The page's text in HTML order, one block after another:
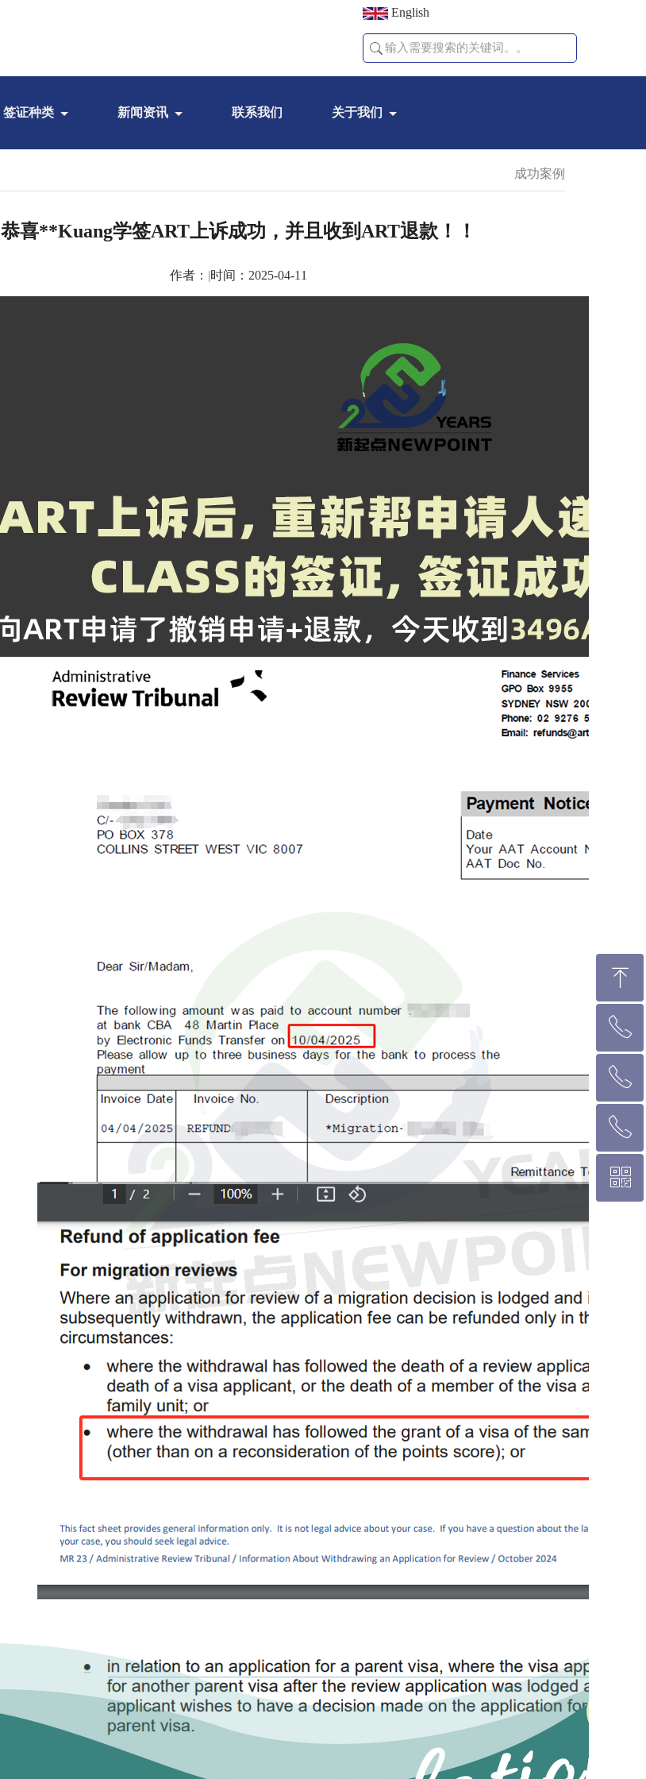
English
签证种类 新闻资讯 联系我们 关于我们
成功案例
恭喜**Kuang学签ART上诉成功，并且收到ART退款！！
作者： |时间：2025-04-11
ꁸ
回到顶部
ꂅ
墨尔本热线 1300 039 646
ꂅ
悉 尼 热线 02 9282 9836
ꂅ
布里斯班热线 0426 456 158
ꀥ